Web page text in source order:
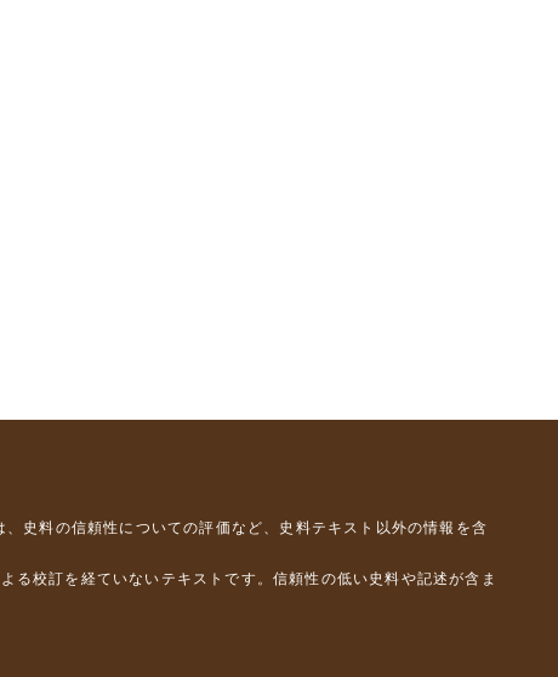
史料の信頼性についての評価など、史料テキスト以外の情報を含
校訂を経ていないテキストです。信頼性の低い史料や記述が含ま